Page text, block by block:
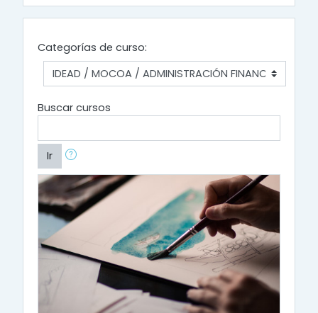
Categorías de curso:
Buscar cursos
Ir